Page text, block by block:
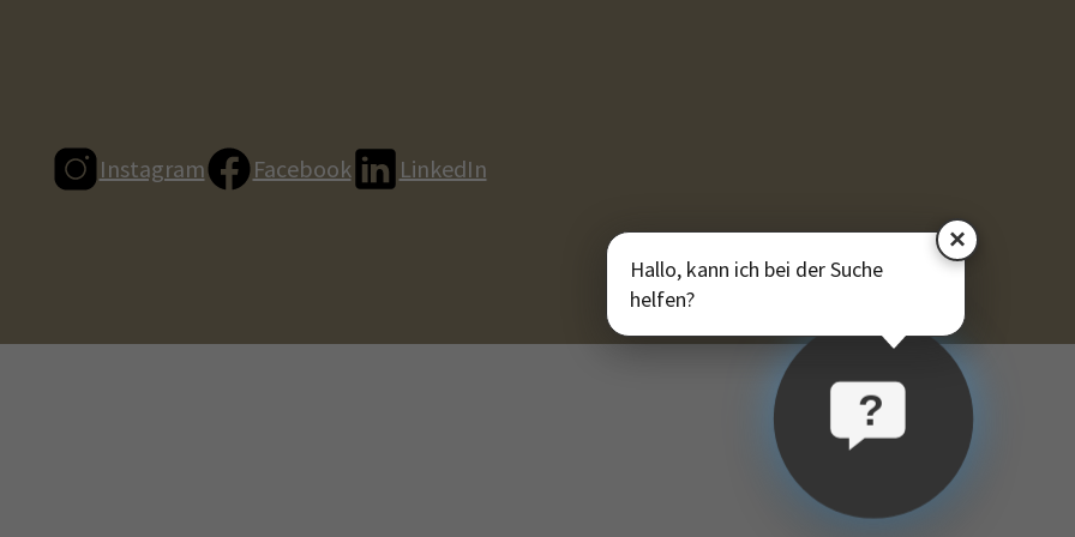
Instagram Facebook LinkedIn